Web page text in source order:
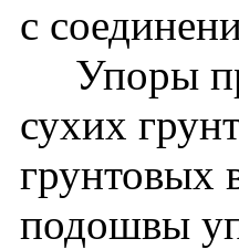
с
Упоры
сухих
грунтовых
подошвы